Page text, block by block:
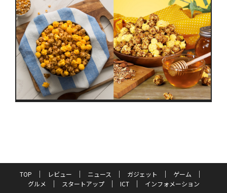
TOP レビュー ニュース ガジェット
ゲーム
グルメ
スタートアップ ICT
インフォメーション